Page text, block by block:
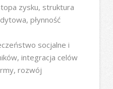
zysku, struktura
płynność
socjalne i
integracja celów
rozwój